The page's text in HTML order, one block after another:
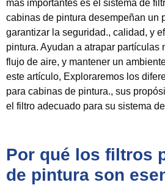
más importantes es el sistema de
cabinas de pintura desempeñan un
garantizar la seguridad., calidad, y
pintura. Ayudan a atrapar partículas
flujo de aire, y mantener un
este artículo, Exploraremos los
para cabinas de pintura., sus
el filtro adecuado para su sistema
Por qué los filtros
de pintura son